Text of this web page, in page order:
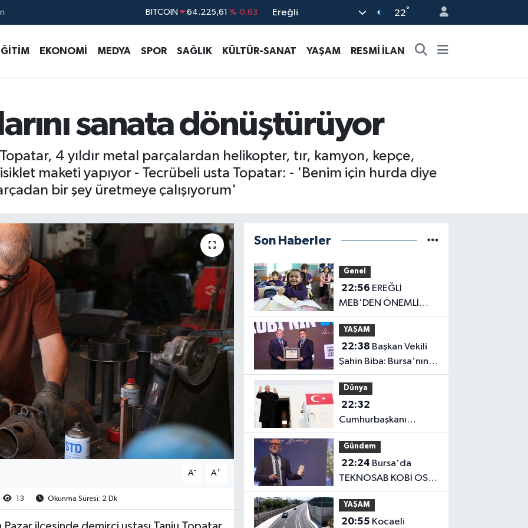
DOLAR 47,6704 %0
STERLİN 64,2143 %0
BITCOIN 64.225,61 %-0.63
Ereğli 22°
EKONOMİ MEDYA SPOR SAĞLIK KÜLTÜR-SANAT YAŞAM RESMİ İLAN
sanata dönüştürüyor
4 yıldır metal parçalardan helikopter, tır, kamyon, kepçe,
maketi yapıyor - Tecrübeli usta Topatar: - 'Benim için hurda diye
bir şey üretmeye çalışıyorum'
A- A+
13 Okunma Süresi: 2 Dk
Son Haberler
Genel
22:56
MEB'DEN ÖNEMLİ
AÇIKLAMA
YAŞAM
22:38
Şahin Biba: Bursa'nın
geleceğini bütüncül
anlayışla planlıyoruz
Dünya
22:32
Cumhurbaşkanı
Erdoğan, Suudi
Arabistan yolcusu
Gündem
22:24
TEKNOSAB KOBİ OSB
tanıtıldı... Bursa'nın
kalkınma
yolculuğunda yeni
YAŞAM
20:55